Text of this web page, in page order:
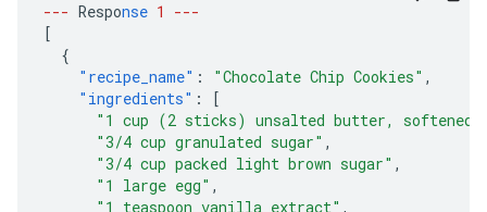
--- Response 1
---
[
{
"recipe_name" : "Chocolate Chip Cookies" ,
"ingredients" :
[
"1 cup (2 sticks) unsalted butter, softened"
"3/4 cup granulated sugar" ,
"3/4 cup packed light brown sugar" ,
"1 large egg" ,
"1 teaspoon vanilla extract" ,